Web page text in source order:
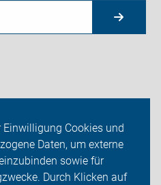
Cookies und
Daten, um externe
sowie für
Durch Klicken auf